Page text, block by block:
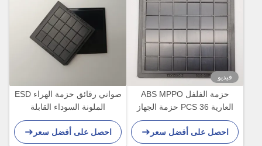
فيديو
حزمة الفلفل ABS MPPO
العارية 36 PCS حزمة الجهاز
البصري
احصل على أفضل سعر
صواني رقائق حزمة الهراء ESD
الملونة السوداء القابلة
للتخصيص لرقائق IC RF VR
احصل على أفضل سعر